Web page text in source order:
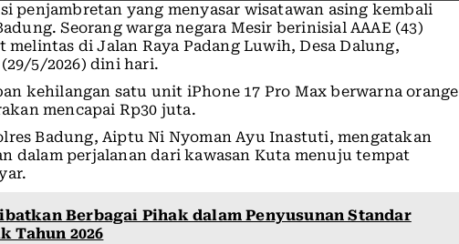
penjambretan yang menyasar wisatawan asing kembali
Seorang warga negara Mesir berinisial AAAE (43)
di Jalan Raya Padang Luwih, Desa Dalung,
5/2026) dini hari.
kehilangan satu unit iPhone 17 Pro Max berwarna orange
mencapai Rp30 juta.
Badung, Aiptu Ni Nyoman Ayu Inastuti, mengatakan
dalam perjalanan dari kawasan Kuta menuju tempat
Berbagai Pihak dalam Penyusunan Standar
Tahun 2026